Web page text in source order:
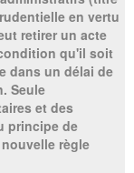
en vertu
retirer un acte
qu'il soit
dans un délai de
Seule
et des
principe de
règle